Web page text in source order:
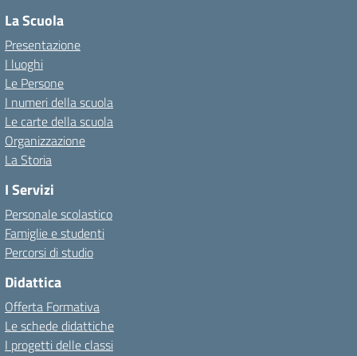
La Scuola
Presentazione
I luoghi
Le Persone
I numeri della scuola
Le carte della scuola
Organizzazione
La Storia
I Servizi
Personale scolastico
Famiglie e studenti
Percorsi di studio
Didattica
Offerta Formativa
Le schede didattiche
I progetti delle classi